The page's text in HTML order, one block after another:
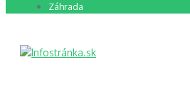
Záhrada